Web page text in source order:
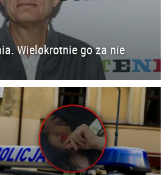
Wielokrotnie go za nie